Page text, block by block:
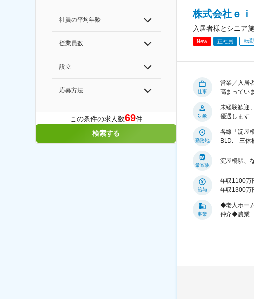
社員の平均年齢
従業員数
設立
応募方法
この条件の求人数69件
検索する
株式会社ｅｉ
入居者様とシニア
New 正社員 転
仕事
営業／入居
高まってい
対象
未経験歓迎
優遇します
勤務地
各線「淀屋
BLD. 三休
最寄駅
淀屋橋駅、
給与
年収1100万
年収1300万
事業
◆老人ホー
仲介◆農業